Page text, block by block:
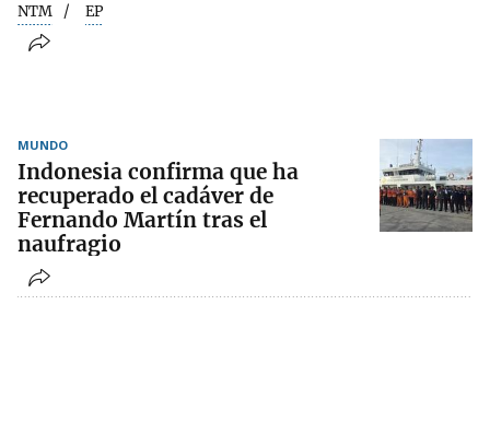
NTM EP
MUNDO
Indonesia confirma que ha
recuperado el cadáver de
Fernando Martín tras el
naufragio